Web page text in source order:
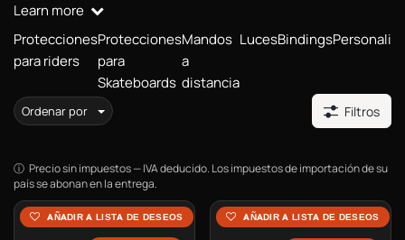
Learn more
Protecciones
para riders
Protecciones
para
Skateboards
Mandos
a
distancia
LucesBindings
Ordenar por Filtros
Precio sin impuestos — IVA deducido. Los impuestos de importación de su
país se abonan en la entrega.
Bash Guard Front Truck
AÑADIR A LISTA DE DESEOS -21,67€
Bash Guard Street
AÑADIR A LISTA DE DESEOS